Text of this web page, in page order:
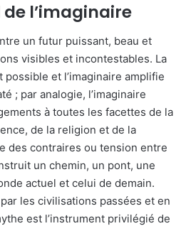
l’imaginaire
un futur puissant, beau et
visibles et incontestables. La
possible et l’imaginaire amplifie
; par analogie, l’imaginaire
à toutes les facettes de la
de la religion et de la
des contraires ou tension entre
un chemin, un pont, une
actuel et celui de demain.
les civilisations passées et en
est l’instrument privilégié de